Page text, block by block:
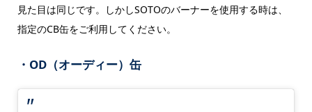
見た目は同じです。しかしSOTOのバーナーを使用する時は、
指定のCB缶をご利用してください。
・OD（オーディー）缶